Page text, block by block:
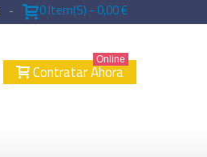
0Item(s) - 0,00 €
Contratar Ahora
Online